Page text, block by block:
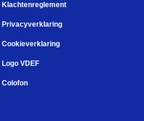
Klachtenreglement
Privacyverklaring
Cookieverklaring
Logo VDEF
Colofon